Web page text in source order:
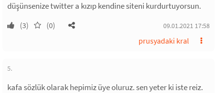
düşünsenize twitter a kızıp kendine siteni kurdurtuyorsun.
(3) (0) 09.01.2021 17:58
prusyadaki kral
5.
kafa sözlük olarak hepimiz üye oluruz. sen yeter ki iste reiz.